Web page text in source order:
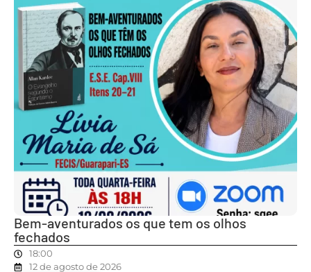
Bem-aventurados os que tem os olhos
fechados
18:00
12 de agosto de 2026